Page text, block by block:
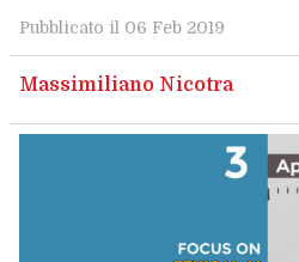
Pubblicato il 06 Feb 2019
Massimiliano Nicotra